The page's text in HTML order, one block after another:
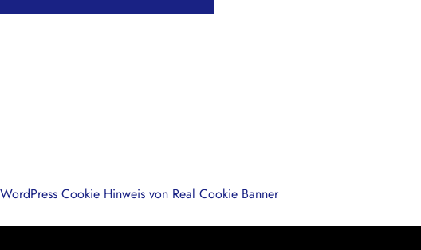
WordPress Cookie Hinweis von Real Cookie Banner